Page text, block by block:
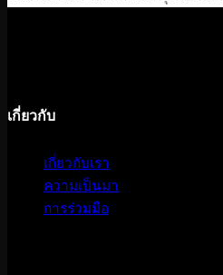
เกี่ยวกับ
เกี่ยวกับเรา
ความเป็นมา
การร่วมมือ